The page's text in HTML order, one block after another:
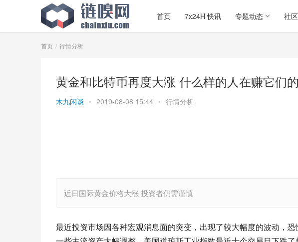
首页 7x24H 快讯 专题动态 社区
首页 行情分析
黄金和比特币再度大涨 什么样的人在赚它们
木九闲谈 • 2019-08-08 15:44 • 行情分析
近日国际黄金价格大涨 投资者仍需谨慎
最近投资市场因各种宏观消息面的突变，出现了较大幅度的波动，